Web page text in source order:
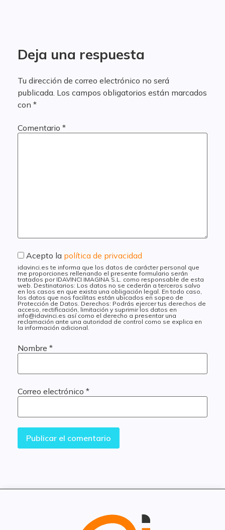
Deja una respuesta
Tu dirección de correo electrónico no será
publicada. Los campos obligatorios están marcados
con *
Comentario *
Acepto la política de privacidad
idavinci.es te informa que los datos de carácter personal que
me proporciones rellenando el presente formulario serán
tratados por IDAVINCI IMAGINA S.L. como responsable de esta
web. Destinatarios: Los datos no se cederán a terceros salvo
en los casos en que exista una obligación legal. En todo caso,
los datos que nos facilitas están ubicados en sopeo de
Protección de Datos. Derechos: Podrás ejercer tus derechos de
acceso, rectificación, limitación y suprimir los datos en
info@idavinci.es así como el derecho a presentar una
reclamación ante una autoridad de control como se explica en
la información adicional.
Nombre *
Correo electrónico *